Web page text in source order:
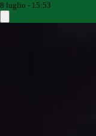
8 luglio - 15:53